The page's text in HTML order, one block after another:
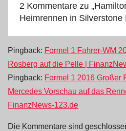
2 Kommentare zu „
Heimrennen in Silverstone
Pingback: Formel 1 Fahrer-WM
Rosberg auf die Pelle |
Pingback: Formel 1 2016 Großer
Mercedes Vorschau auf das
FinanzNews-123.de
Die Kommentare sind